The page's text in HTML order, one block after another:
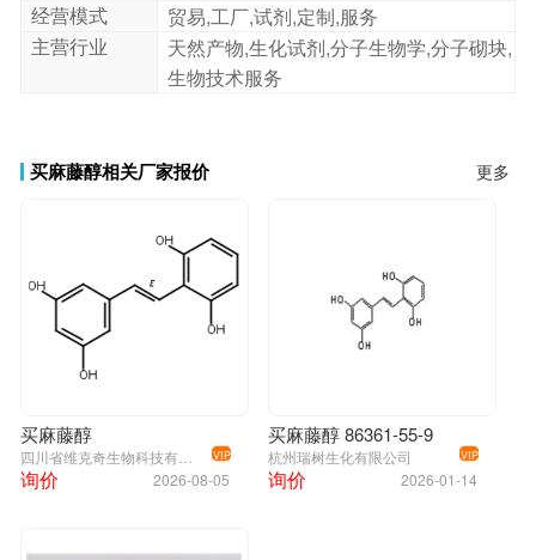
经营模式
贸易,工厂,试剂,定制,服务
主营行业
天然产物,生化试剂,分子生物学,分子砌块,
生物技术服务
买麻藤醇相关厂家报价 更多
买麻藤醇
VIP
2026-08-05
询价
买麻藤醇 86361-55-9
杭州瑞树生化有限公司 VIP
2026-01-14
询价